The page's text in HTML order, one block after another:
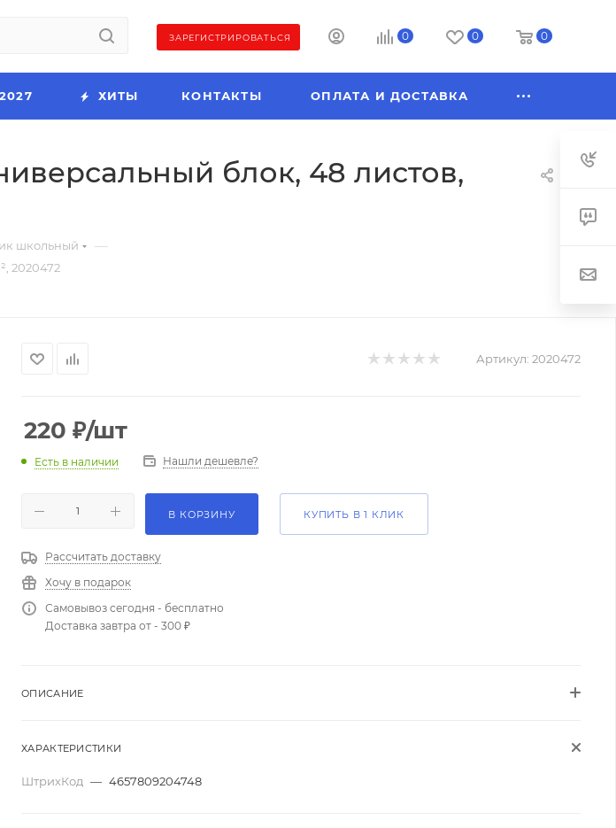
ЗАРЕГИСТРИРОВАТЬСЯ 0 0 0
ХИТЫ КОНТАКТЫ ОПЛАТА И ДОСТАВКА
блок, 48 листов,
школьный —
2020472
Артикул: 2020472
220 ₽/шт
Есть в наличии Нашли дешевле?
В КОРЗИНУ КУПИТЬ В 1 КЛИК
Рассчитать доставку
Хочу в подарок
Самовывоз сегодня - бесплатно
Доставка завтра от - 300 ₽
ОПИСАНИЕ
ХАРАКТЕРИСТИКИ
ШтрихКод — 4657809204748